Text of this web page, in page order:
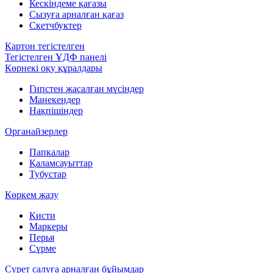
Кескіндеме қағазы
Сызуға арналған қағаз
Скетчбуктер
Картон тегістелген
Тегістелген ҰДФ панелі
Көрнекі оқу құралдары
Гипстен жасалған мүсіндер
Манекендер
Нақпішіндер
Органайзерлер
Папкалар
Қаламсауыттар
Тубустар
Көркем жазу
Кисти
Маркеры
Перья
Сүрме
Сурет салуға арналған бұйымдар